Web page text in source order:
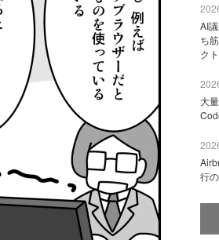
AI
ち
ク
大
行